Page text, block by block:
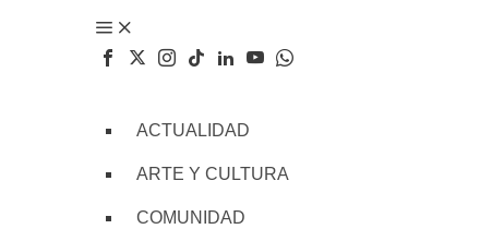
ACTUALIDAD
ARTE Y CULTURA
COMUNIDAD